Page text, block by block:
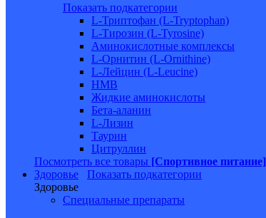
Показать подкатегории
L-Триптофан (L-Tryptophan)
L-Тирозин (L-Tyrosine)
Аминокислотные комплексы
L-Орнитин (L-Ornithine)
L-Лейцин (L-Leucine)
HMB
Жидкие аминокислоты
Бета-аланин
L-Лизин
Таурин
Цитруллин
Посмотреть все товары [Спортивное питание]
Здоровье
Показать подкатегории
Здоровье
Специальные препараты